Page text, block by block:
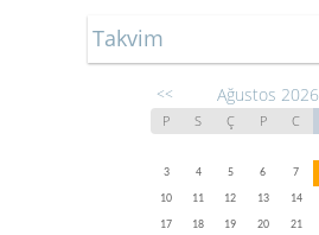
Takvim
<< Ağustos 2026
P S Ç P C
3
4 5 6 7
10
11 12 13 14
17
18 19 20 21